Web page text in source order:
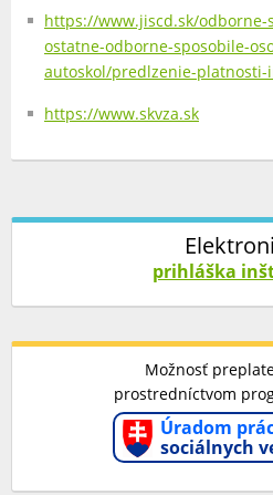
https://www.jiscd.sk/
ostatne-odborne-sposobile-
autoskol/predlzenie-
https://www.skvza.sk
prihláška
Možnosť
prostredníctvom
Úradom
sociálnych